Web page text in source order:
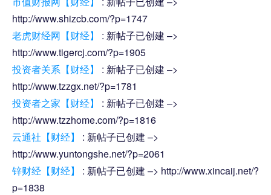
http://www.shizcb.com/?p=1747
老虎财经网【财经】
: 新帖子已创建 –>
http://www.tigercj.com/?p=1905
投资者关系【财经】
: 新帖子已创建 –>
http://www.tzzgx.net/?p=1781
投资者之家【财经】
: 新帖子已创建 –>
http://www.tzzhome.com/?p=1816
云通社【财经】
: 新帖子已创建 –>
http://www.yuntongshe.net/?p=2061
锌财经【财经】
: 新帖子已创建 –> http://www.xincaij.net/?
p=1838